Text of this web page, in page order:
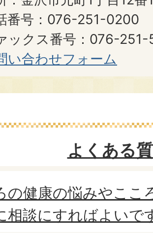
番号：076-251-0200
ックス番号：076-
い合わせフォーム
よくある
の健康の悩みやここ
相談にすればよいで